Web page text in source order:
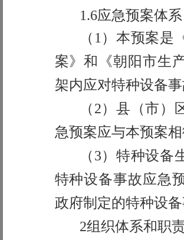
1.6应急预案体系
（ 1 ）本预案是
案》和《朝阳市生
架内应对特种设备
（ 2）县（市）
急预案应与本预案
（ 3）特种设备
特种设备事故应急
政府制定的特种设
2组织体系和职